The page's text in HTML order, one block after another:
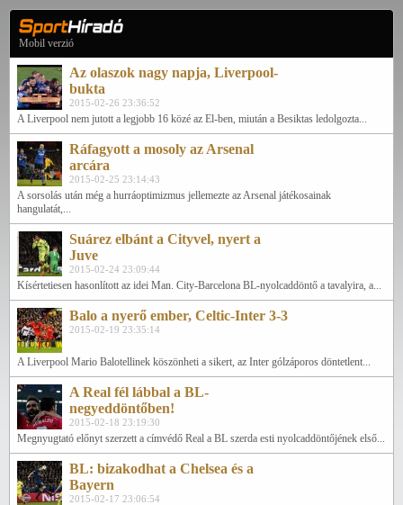
Mobil verzió
Az olaszok nagy napja, Liverpool-
bukta
2015-02-26 23:36:52
A Liverpool nem jutott a legjobb 16 közé az El-ben, miután a Besiktas ledolgozta...
Ráfagyott a mosoly az Arsenal
arcára
2015-02-25 23:14:43
A sorsolás után még a hurráoptimizmus jellemezte az Arsenal játékosainak
hangulatát,...
Suárez elbánt a Cityvel, nyert a
Juve
2015-02-24 23:09:44
Kísértetiesen hasonlított az idei Man. City-Barcelona BL-nyolcaddöntő a tavalyira, a...
Balo a nyerő ember, Celtic-Inter 3-3
2015-02-19 23:35:14
A Liverpool Mario Balotellinek köszönheti a sikert, az Inter gólzáporos döntetlent...
A Real fél lábbal a BL-
negyeddöntőben!
2015-02-18 23:19:30
Megnyugtató előnyt szerzett a címvédő Real a BL szerda esti nyolcaddöntőjének első...
BL: bizakodhat a Chelsea és a
Bayern
2015-02-17 23:06:54